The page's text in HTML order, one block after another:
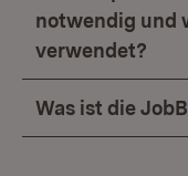
notwendig und
verwendet?
Was ist die